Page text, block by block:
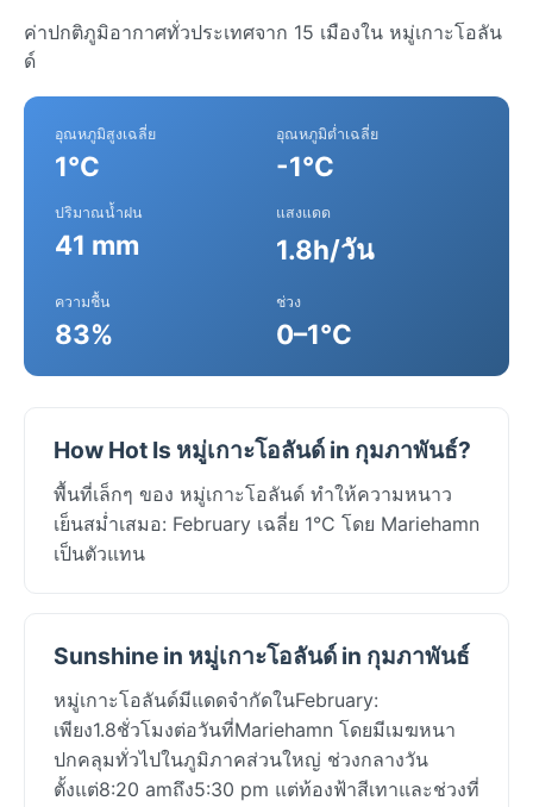
ค่าปกติภูมิอากาศทั่วประเทศจาก 15 เมืองใน หมู่เกาะโอลัน
ด์
อุณหภูมิสูงเฉลี่ย
1°C
อุณหภูมิต่ำเฉลี่ย
-1°C
ปริมาณน้ำฝน
41 mm
แสงแดด
1.8h/วัน
ความชื้น
83%
ช่วง
0–1°C
How Hot Is หมู่เกาะโอลันด์ in กุมภาพันธ์?
พื้นที่เล็กๆ ของ หมู่เกาะโอลันด์ ทำให้ความหนาว
เย็นสม่ำเสมอ: February เฉลี่ย 1°C โดย Mariehamn
เป็นตัวแทน
Sunshine in หมู่เกาะโอลันด์ in กุมภาพันธ์
หมู่เกาะโอลันด์มีแดดจำกัดในFebruary:
เพียง1.8ชั่วโมงต่อวันที่Mariehamn โดยมีเมฆหนา
ปกคลุมทั่วไปในภูมิภาคส่วนใหญ่ ช่วงกลางวัน
ตั้งแต่8:20 amถึง5:30 pm แต่ท้องฟ้าสีเทาและช่วงที่